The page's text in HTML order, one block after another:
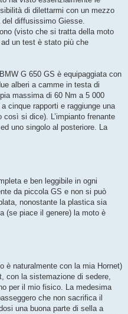
di dilettarmi con un mezzo
diffusissimo Giesse.
(visto che si tratta della moto
un test è stato più che
G 650 GS è equipaggiata con
alberi a camme in testa di
massima di 60 Nm a 5 000
cinque rapporti e raggiunge una
si dice). L’impianto frenante
uno singolo al posteriore. La
e ben leggibile in ogni
da piccola GS e non si può
nonostante la plastica sia
(se piace il genere) la moto è
è naturalmente con la mia Hornet)
con la sistemazione di sedere,
per il mio fisico. La medesima
che non sacrifica il
una buona parte di sella a